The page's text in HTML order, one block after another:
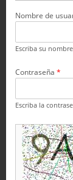
Nombre de
Escriba su
Contraseña *
Escriba la